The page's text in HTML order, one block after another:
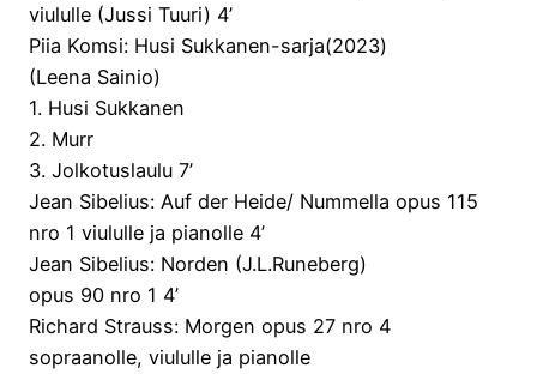
viululle (Jussi Tuuri) 4’
Piia Komsi: Husi Sukkanen-sarja(2023)
(Leena Sainio)
1. Husi Sukkanen
2. Murr
3. Jolkotuslaulu 7’
Jean Sibelius: Auf der Heide/ Nummella opus 115
nro 1 viululle ja pianolle 4’
Jean Sibelius: Norden (J.L.Runeberg)
opus 90 nro 1 4’
Richard Strauss: Morgen opus 27 nro 4
sopraanolle, viululle ja pianolle